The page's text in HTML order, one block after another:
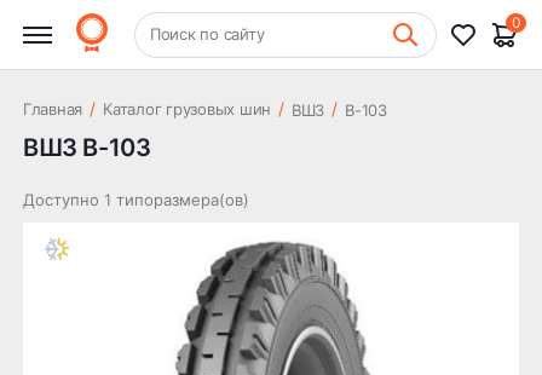
+7 (831) 261-35-35 Шиномонтаж
Поиск по сайту
0
Главная / Каталог грузовых шин / ВШЗ / В-103
ВШЗ В-103
Доступно 1 типоразмера(ов)